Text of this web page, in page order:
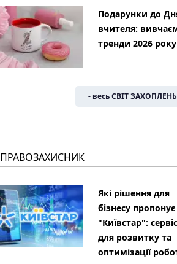
Подарунки до
вчителя:
тренди 2026 року
- весь СВІТ ЗАХОПЛЕНЬ
ПРАВОЗАХИСНИК
Які рішення для
бізнесу пропонує
"Київстар":
для розвитку та
оптимізації